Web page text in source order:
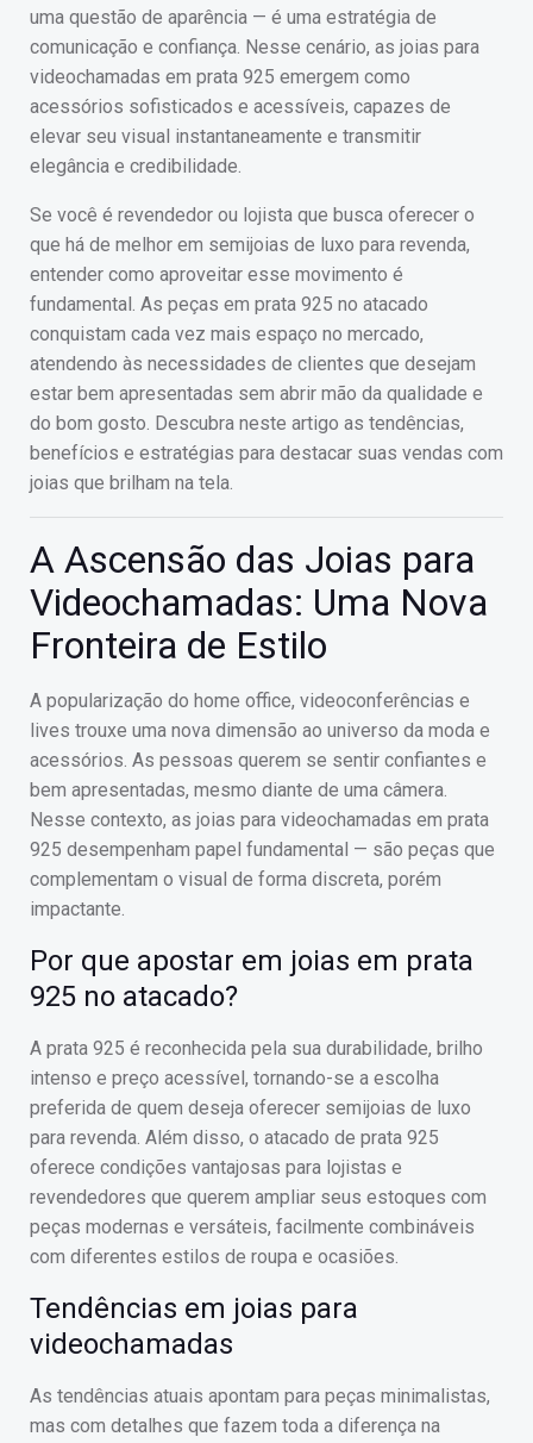
uma questão de aparência — é uma estratégia de
comunicação e confiança. Nesse cenário, as joias para
videochamadas em prata 925 emergem como
acessórios sofisticados e acessíveis, capazes de
elevar seu visual instantaneamente e transmitir
elegância e credibilidade.
Se você é revendedor ou lojista que busca oferecer o
que há de melhor em semijoias de luxo para revenda,
entender como aproveitar esse movimento é
fundamental. As peças em prata 925 no atacado
conquistam cada vez mais espaço no mercado,
atendendo às necessidades de clientes que desejam
estar bem apresentadas sem abrir mão da qualidade e
do bom gosto. Descubra neste artigo as tendências,
benefícios e estratégias para destacar suas vendas com
joias que brilham na tela.
A Ascensão das Joias para
Videochamadas: Uma Nova
Fronteira de Estilo
A popularização do home office, videoconferências e
lives trouxe uma nova dimensão ao universo da moda e
acessórios. As pessoas querem se sentir confiantes e
bem apresentadas, mesmo diante de uma câmera.
Nesse contexto, as joias para videochamadas em prata
925 desempenham papel fundamental — são peças que
complementam o visual de forma discreta, porém
impactante.
Por que apostar em joias em prata
925 no atacado?
A prata 925 é reconhecida pela sua durabilidade, brilho
intenso e preço acessível, tornando-se a escolha
preferida de quem deseja oferecer semijoias de luxo
para revenda. Além disso, o atacado de prata 925
oferece condições vantajosas para lojistas e
revendedores que querem ampliar seus estoques com
peças modernas e versáteis, facilmente combináveis
com diferentes estilos de roupa e ocasiões.
Tendências em joias para
videochamadas
As tendências atuais apontam para peças minimalistas,
mas com detalhes que fazem toda a diferença na